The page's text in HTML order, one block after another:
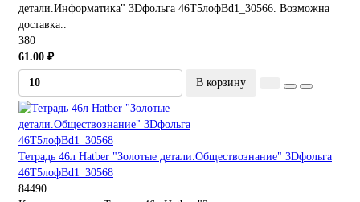
детали.Информатика" 3Dфольга 46Т5лофBd1_30566. Возможна
доставка..
380
61.00 ₽
В корзину
Тетрадь 46л Hatber "Золотые детали.Обществознание" 3Dфольга
46Т5лофBd1_30568
84490